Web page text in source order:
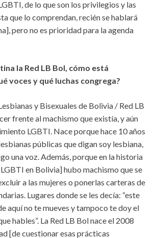
de lo que son los privilegios y las
que lo comprendan, recién se hablará
pero no es prioridad para la agenda
la Red LB Bol, cómo está
voces y qué luchas congrega?
y Bisexuales de Bolivia / Red LB
frente al machismo que existía, y aún
LGBTI. Nace porque hace 10 años
públicas que digan soy lesbiana,
una voz. Además, porque en la historia
en Bolivia] hubo machismo que se
a las mujeres o ponerlas carteras de
Lugares donde se les decía: “este
aquí no te mueves y tampoco te doy el
hables”. La Red LB Bol nace el 2008
[de cuestionar esas prácticas